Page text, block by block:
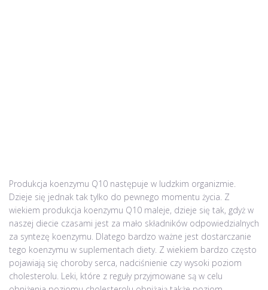
Produkcja koenzymu Q10 następuje w ludzkim organizmie.
Dzieje się jednak tak tylko do pewnego momentu życia. Z
wiekiem produkcja koenzymu Q10 maleje, dzieje się tak, gdyż w
naszej diecie czasami jest za mało składników odpowiedzialnych
za syntezę koenzymu. Dlatego bardzo ważne jest dostarczanie
tego koenzymu w suplementach diety. Z wiekiem bardzo często
pojawiają się choroby serca, nadciśnienie czy wysoki poziom
cholesterolu. Leki, które z reguły przyjmowane są w celu